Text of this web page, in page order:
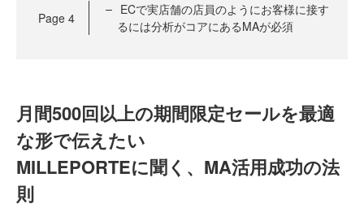
Page 4
ECで実店舗の店員のようにお客様に接す
るには分析がコアにあるMAが必須
月間500回以上の期間限定セールを最適
な形で伝えたい
MILLEPORTEに聞く、MA活用成功の法
則